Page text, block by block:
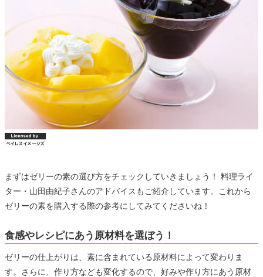
まずはゼリーの素の選び方をチェックしていきましょう！ 料理ライ
ター・山田由紀子さんのアドバイスもご紹介しています。これから
ゼリーの素を購入する際の参考にしてみてくださいね！
食感やレシピにあう原材料を選ぼう！
ゼリーの仕上がりは、素に含まれている原材料によって変わりま
す。さらに、作り方なども変化するので、好みや作り方にあう原材